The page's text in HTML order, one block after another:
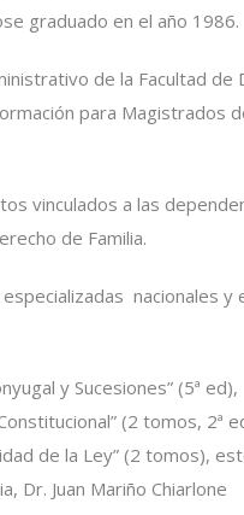
graduado en el año 1986.
de la Facultad de
para Magistrados
vinculados a las
de Familia.
nacionales y
y Sucesiones” (5ª ed),
(2 tomos, 2ª
de la Ley” (2 tomos),
Dr. Juan Mariño Chiarlone